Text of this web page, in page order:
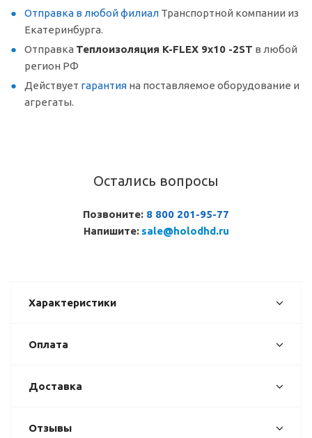
Отправка в любой филиал Транспортной компании из
Екатеринбурга.
Отправка Теплоизоляция K-FLEX 9x10 -2ST в любой
регион РФ
Действует гарантия на поставляемое оборудование и
агрегаты.
Остались вопросы
Позвоните: 8 800 201-95-77
Напишите: sale@holodhd.ru
Характеристики
Оплата
Доставка
Отзывы